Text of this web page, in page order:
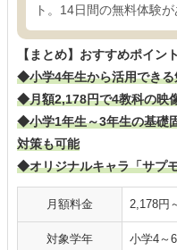
ト。14日間の無料体験が
【まとめ】おすすめポイント
◆小学4年生から活用できる
◆月額2,178円で4教科の映
◆小学1年生～3年生の基礎
対策も可能
◆オリジナルキャラ「サプ
月額料金 2,178円
対象学年 小学4～